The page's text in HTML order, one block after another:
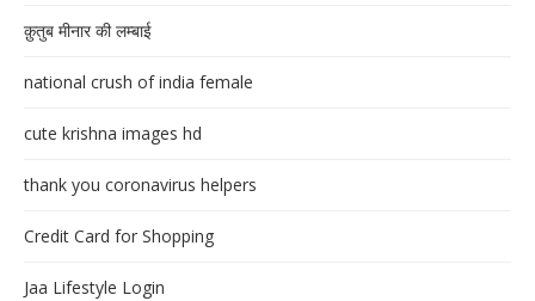
क़ुतुब मीनार की लम्बाई
national crush of india female
cute krishna images hd
thank you coronavirus helpers
Credit Card for Shopping
Jaa Lifestyle Login